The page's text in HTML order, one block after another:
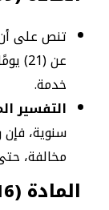
تنص على
خدمة.
التفسير
سنوية،
مخالفة،
المادة (116) من نظام العمل